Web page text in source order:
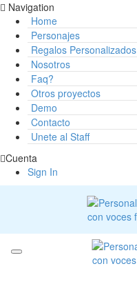
Navigation
Home
Personajes
Regalos Personalizados
Nosotros
Faq?
Otros proyectos
Demo
Contacto
Unete al Staff
Cuenta
Sign In